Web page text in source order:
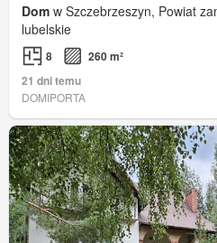
Dom w Szczebrzeszyn, Powiat
lubelskie
8
260 m²
21 dni temu
DOMIPORTA